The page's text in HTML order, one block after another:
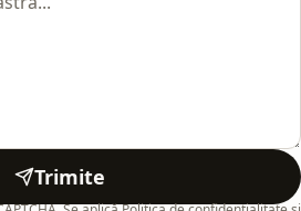
Trimite